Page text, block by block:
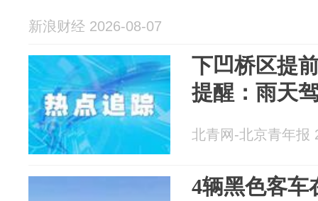
新浪财经 2026-08-07
下凹桥区提
提醒：雨天
北青网-北京青年报
4辆黑色客车